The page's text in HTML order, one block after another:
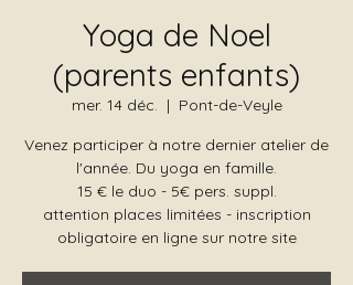
Yoga de Noel
(parents enfants)
mer. 14 déc.
  |
Pont-de-Veyle
Venez participer à notre dernier atelier de
l'année. Du yoga en famille.
15 € le duo - 5€ pers. suppl.
attention places limitées - inscription
obligatoire en ligne sur notre site